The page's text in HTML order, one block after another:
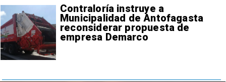
Contraloría instruye a
Municipalidad de Antofagasta
reconsiderar propuesta de
empresa Demarco